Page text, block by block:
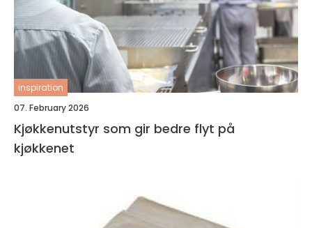
inspiration
07. February 2026
Kjøkkenutstyr som gir bedre flyt på
kjøkkenet